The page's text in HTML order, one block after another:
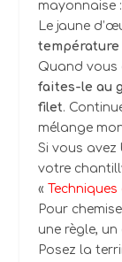
mayonnaise :
Le jaune
Quand vous
faites-le au
filet.
mélange
Si vous avez
votre
«
Pour
une règle,
Posez la